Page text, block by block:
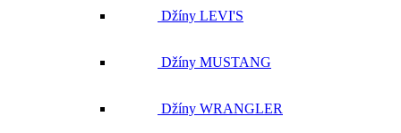
Džíny LEVI'S
Džíny MUSTANG
Džíny WRANGLER